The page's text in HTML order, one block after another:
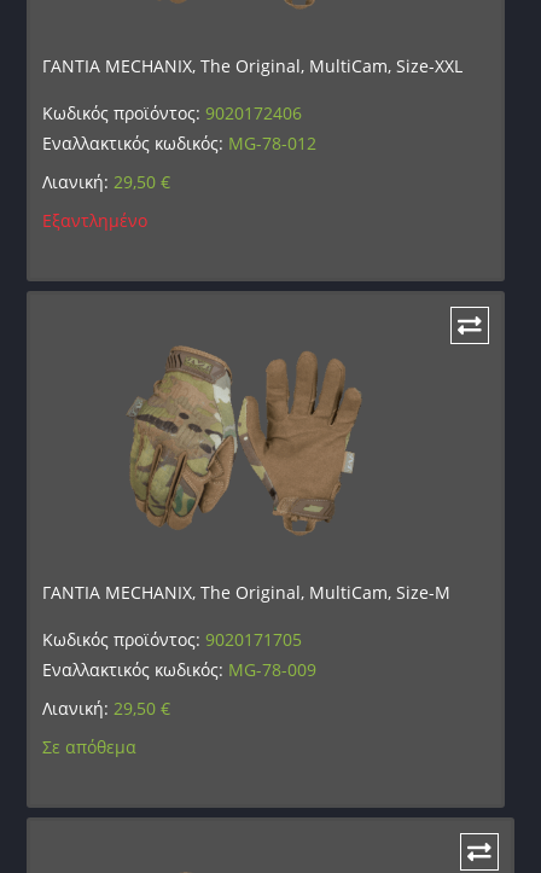
ΓΑΝΤΙΑ MECHANIX, The Original, MultiCam, Size-XXL
Κωδικός προϊόντος:9020172406
Εναλλακτικός κωδικός: MG-78-012
Λιανική: 29,50€
Εξαντλημένο
ΓΑΝΤΙΑ MECHANIX, The Original, MultiCam, Size-M
Κωδικός προϊόντος:9020171705
Εναλλακτικός κωδικός: MG-78-009
Λιανική: 29,50€
Σε απόθεμα